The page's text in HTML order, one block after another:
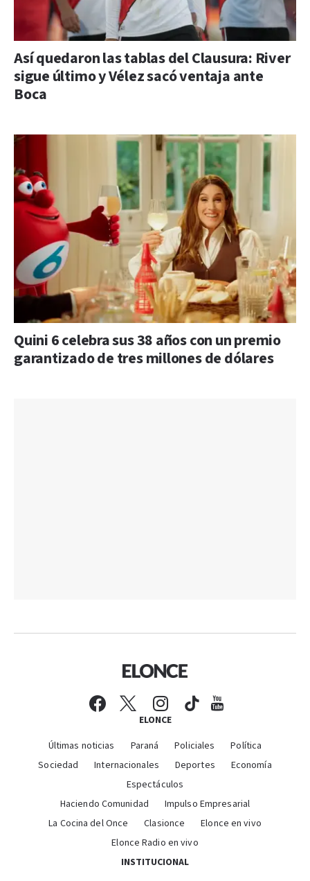
Así quedaron las tablas del Clausura: River
sigue último y Vélez sacó ventaja ante
Boca
Quini 6 celebra sus 38 años con un premio
garantizado de tres millones de dólares
ELONCE
Últimas noticias Paraná Policiales
Política
Sociedad
Internacionales Deportes
Economía
Espectáculos
Haciendo Comunidad
Impulso Empresarial
La Cocina del Once
Clasionce
Elonce en vivo
Elonce Radio en vivo
INSTITUCIONAL